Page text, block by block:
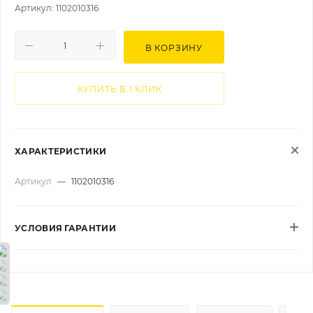
Артикул: 1102010316
В КОРЗИНУ
КУПИТЬ В 1 КЛИК
ХАРАКТЕРИСТИКИ
Артикул — 1102010316
УСЛОВИЯ ГАРАНТИИ